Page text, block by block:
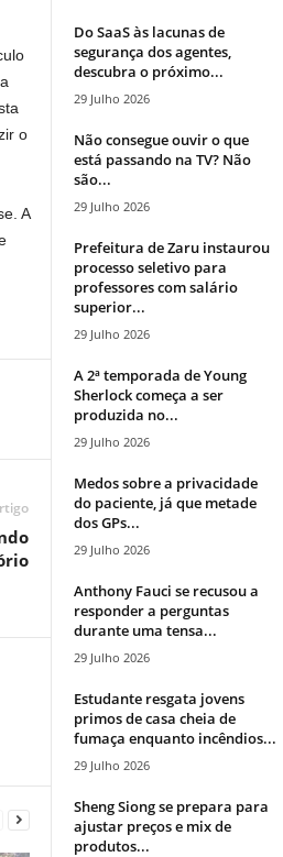
o
A
Do SaaS às lacunas de
segurança dos agentes,
descubra o próximo...
29 Julho 2026
Não consegue ouvir o que
está passando na TV? Não
são...
29 Julho 2026
Prefeitura de Zaru instaurou
processo seletivo para
professores com salário
superior...
29 Julho 2026
A 2ª temporada de Young
Sherlock começa a ser
produzida no...
29 Julho 2026
Medos sobre a privacidade
do paciente, já que metade
dos GPs...
29 Julho 2026
Anthony Fauci se recusou a
responder a perguntas
durante uma tensa...
29 Julho 2026
Estudante resgata jovens
primos de casa cheia de
fumaça enquanto incêndios...
29 Julho 2026
Sheng Siong se prepara para
ajustar preços e mix de
produtos...